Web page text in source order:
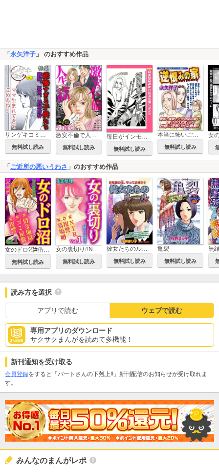
「 永矢洋子 」 のおすすめ作品
無料試し読み 無料試し読み
毎日がインモラル 【単話売】
無料試し読み
本当に怖いご近所SP vol.5～逆恨みの家～
無料試し読み
「 ご近所の悪いうわさ 」のおすすめ作品
無料試し読み 無料試し読み
彼女たちのルール
無料試し読み
亀裂
無料試し読み
読み方を選択
アプリで読む ウェブで読む
専用アプリのダウンロード
サクサクまんがを読めて多機能！
新刊通知を受け取る
会員登録をすると「パートさんの下剋上!!」新刊配信のお知らせが受け取れま
す。
みんなのまんがレポ